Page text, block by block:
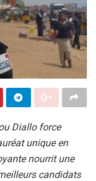
Diallo force
unique en
nourrit une
candidats